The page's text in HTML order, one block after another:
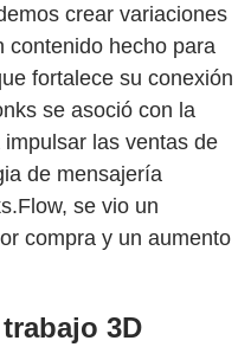
crear variaciones
contenido hecho para
fortalece su conexión
se asoció con la
impulsar las ventas de
de mensajería
se vio un
compra y un aumento
3D